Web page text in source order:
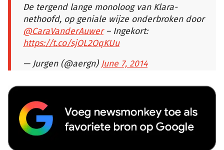
De tergend lange monoloog van Klara-
nethoofd, op geniale wijze onderbroken door
@CaraVanderAuwer– Ingekort:
https://t.co/sjQL2QqKUu
— Jurgen (@aergn) June 7, 2014